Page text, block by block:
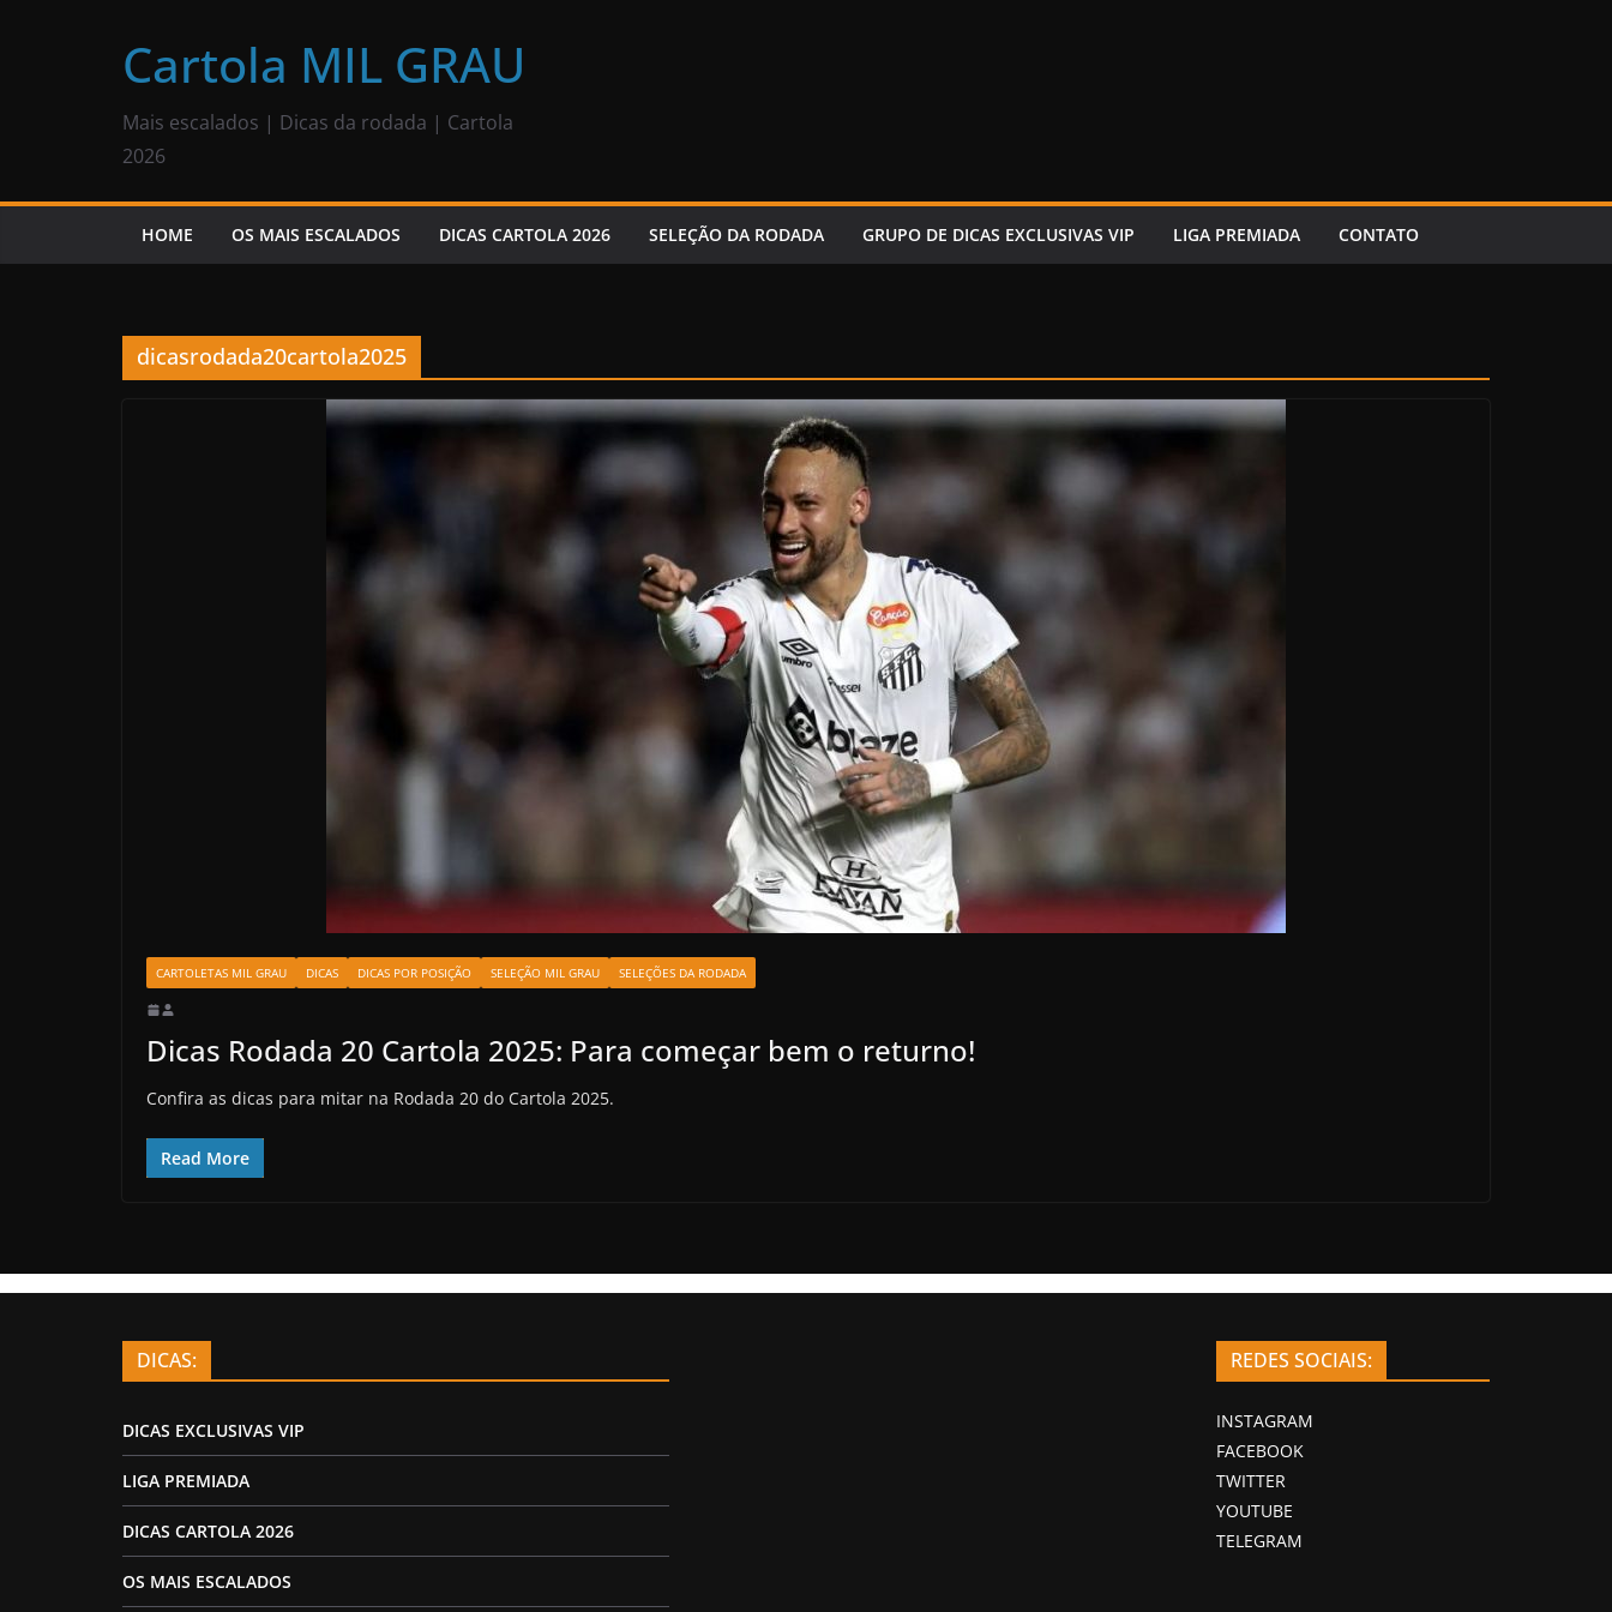
Cartola MIL GRAU
Mais escalados | Dicas da rodada | Cartola
2026
HOME OS MAIS ESCALADOS DICAS CARTOLA 2026 SELEÇÃO DA RODADA GRUPO DE DICAS EXCLUSIVAS VIP LIGA PREMIADA CONTATO
dicasrodada20cartola2025
CARTOLETAS MIL GRAU DICAS DICAS POR POSIÇÃO SELEÇÃO MIL GRAU SELEÇÕES DA RODADA
Dicas Rodada 20 Cartola 2025: Para começar bem o returno!
Confira as dicas para mitar na Rodada 20 do Cartola 2025.
Read More
DICAS:
DICAS EXCLUSIVAS VIP
LIGA PREMIADA
DICAS CARTOLA 2026
OS MAIS ESCALADOS
REDES SOCIAIS:
INSTAGRAM
FACEBOOK
TWITTER
YOUTUBE
TELEGRAM